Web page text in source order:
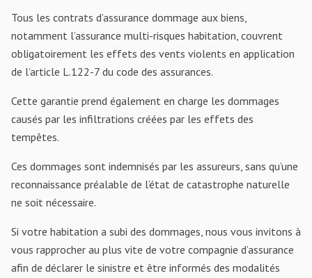
Tous les contrats d’assurance dommage aux biens,
notamment l’assurance multi-risques habitation, couvrent
obligatoirement les effets des vents violents en application
de l’article L.122-7 du code des assurances.
Cette garantie prend également en charge les dommages
causés par les infiltrations créées par les effets des
tempêtes.
Ces dommages sont indemnisés par les assureurs, sans qu’une
reconnaissance préalable de l’état de catastrophe naturelle
ne soit nécessaire.
Si votre habitation a subi des dommages, nous vous invitons à
vous rapprocher au plus vite de votre compagnie d’assurance
afin de déclarer le sinistre et être informés des modalités